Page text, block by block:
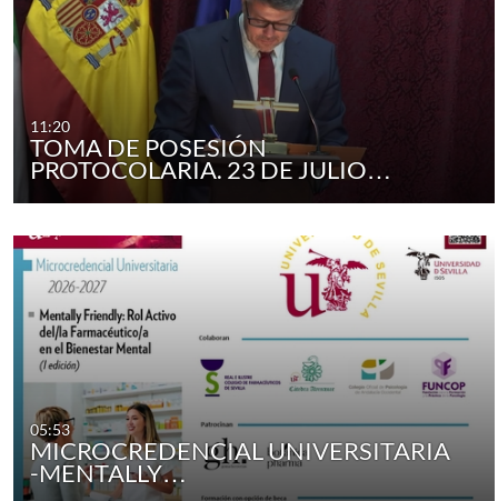
11:20
TOMA DE POSESIÓN
PROTOCOLARIA. 23 DE JULIO…
05:53
MICROCREDENCIAL UNIVERSITARIA
-MENTALLY…